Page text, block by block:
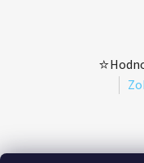
⭐